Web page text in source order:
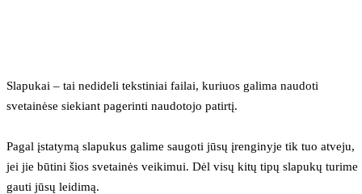
Slapukai – tai nedideli tekstiniai failai, kuriuos galima naudoti
svetainėse siekiant pagerinti naudotojo patirtį.
Pagal įstatymą slapukus galime saugoti jūsų įrenginyje tik tuo atveju,
jei jie būtini šios svetainės veikimui. Dėl visų kitų tipų slapukų turime
gauti jūsų leidimą.